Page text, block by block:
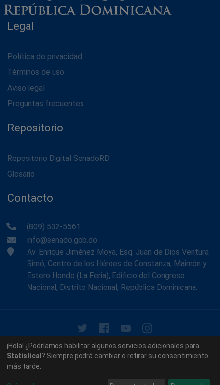
Legal
Política de privacidad
Términos de uso
Aviso legal
Preguntas frecuentes
Repositorio
Repositorio Digital SenadoRD
Glosario
Contacto
(809) 532-5561
info@senado.gob.do
Av. Enrique Jiménez Moya, Esq. Juan de Dios Ventura
Simó, Centro de los Héroes de Constanza, Maimón y
Estero Hondo (La Feria), Edificio del Congreso
Nacional, Distrito Nacional, República Dominicana.
© 2026 - Memoria Histórica del Senado de la República
Dominicana. Todos los derechos reservados.
¡Hola! ¿Podríamos habilitar algunos servicios adicionales para
Statistical ? Siempre podrá cambiar o retirar su consentimiento
más tarde.